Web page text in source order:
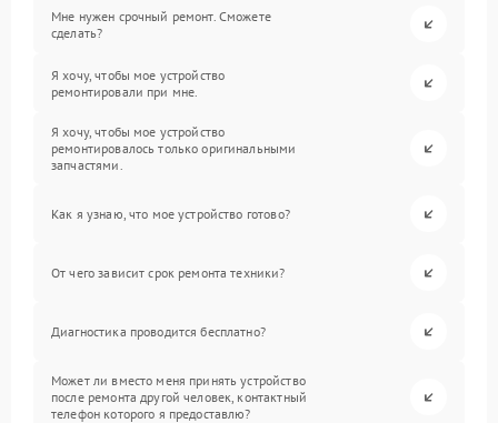
Мне нужен срочный ремонт. Сможете
сделать?
Я хочу, чтобы мое устройство
ремонтировали при мне.
Я хочу, чтобы мое устройство
ремонтировалось только оригинальными
запчастями.
Как я узнаю, что мое устройство готово?
От чего зависит срок ремонта техники?
Диагностика проводится бесплатно?
Может ли вместо меня принять устройство
после ремонта другой человек, контактный
телефон которого я предоставлю?